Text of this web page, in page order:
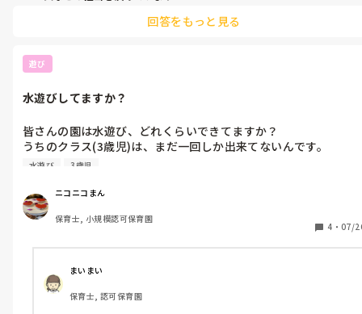
回答をもっと見る
遊び
水遊びしてますか？
皆さんの園は水遊び、どれくらいできてますか？
うちのクラス(3歳児)は、まだ一回しか出来てないんです。
暑さ指数が高いからダメと言われ続け…
たに穴開けたやつを1人一本持って水鉄砲にして遊んでるだけで
すけど。
水遊び 3歳児
ニコニコまん
保育士, 小規模認可保育園
4 ・ 07/
まいまい
保育士, 認可保育園